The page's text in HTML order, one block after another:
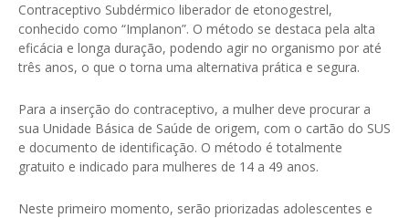
Contraceptivo Subdérmico liberador de etonogestrel,
conhecido como “Implanon”. O método se destaca pela alta
eficácia e longa duração, podendo agir no organismo por até
três anos, o que o torna uma alternativa prática e segura.
Para a inserção do contraceptivo, a mulher deve procurar a
sua Unidade Básica de Saúde de origem, com o cartão do SUS
e documento de identificação. O método é totalmente
gratuito e indicado para mulheres de 14 a 49 anos.
Neste primeiro momento, serão priorizadas adolescentes e